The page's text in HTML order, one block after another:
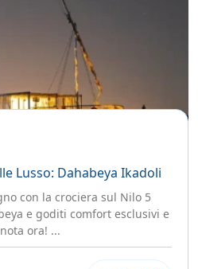
Lusso: Dahabeya Ikadoli
con la crociera sul Nilo 5
e goditi comfort esclusivi e
ora! ...